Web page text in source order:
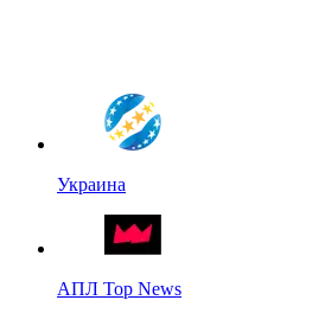
Украина
АПЛ Top News